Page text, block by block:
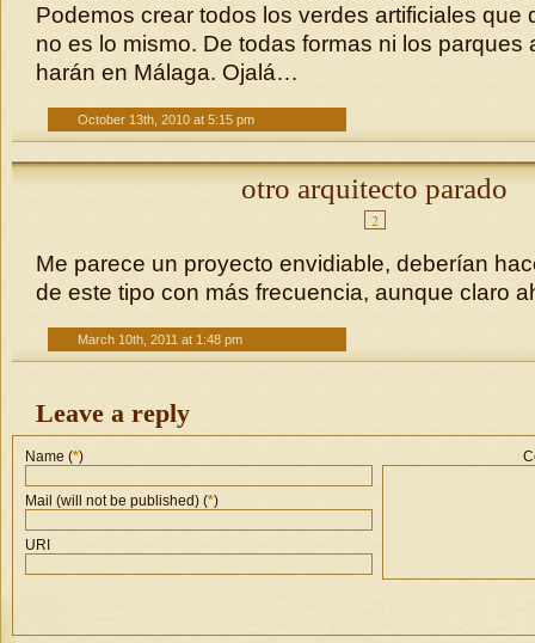
Podemos crear todos los verdes artificiales que
no es lo mismo. De todas formas ni los parques
harán en Málaga. Ojalá…
October 13th, 2010 at 5:15 pm
otro arquitecto parado
2
Me parece un proyecto envidiable, deberían
de este tipo con más frecuencia, aunque claro
March 10th, 2011 at 1:48 pm
Leave a reply
Name (*)
Mail (will not be published) (*)
URI